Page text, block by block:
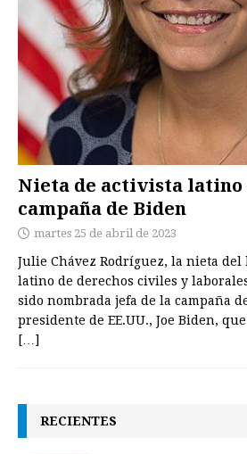
Nieta de activista latino
campaña de Biden
martes 25 de abril de 2023
Julie Chávez Rodríguez, la nieta
latino de derechos civiles y
sido nombrada jefa de la campaña
presidente de EE.UU., Joe Biden,
[…]
RECIENTES